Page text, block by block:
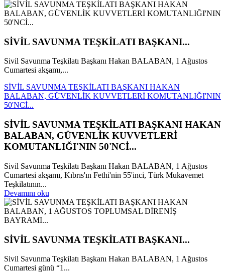
SİVİL SAVUNMA TEŞKİLATI BAŞKANI...
Sivil Savunma Teşkilatı Başkanı Hakan BALABAN, 1 Ağustos
Cumartesi akşamı,...
SİVİL SAVUNMA TEŞKİLATI BAŞKANI HAKAN
BALABAN, GÜVENLİK KUVVETLERİ KOMUTANLIĞI'NIN
50'NCİ...
SİVİL SAVUNMA TEŞKİLATI BAŞKANI HAKAN
BALABAN, GÜVENLİK KUVVETLERİ
KOMUTANLIĞI'NIN 50'NCİ...
Sivil Savunma Teşkilatı Başkanı Hakan BALABAN, 1 Ağustos
Cumartesi akşamı, Kıbrıs'ın Fethi'nin 55'inci, Türk Mukavemet
Teşkilatının...
Devamını oku
SİVİL SAVUNMA TEŞKİLATI BAŞKANI...
Sivil Savunma Teşkilatı Başkanı Hakan BALABAN, 1 Ağustos
Cumartesi günü “1...